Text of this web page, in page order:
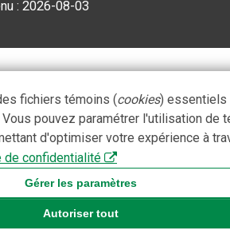
:2026-08-03
fichiers témoins (cookies) essentiels
pouvez paramétrer l'utilisation de
d'optimiser votre expérience à
de confidentialité
Gérer les paramètres
Autoriser tout